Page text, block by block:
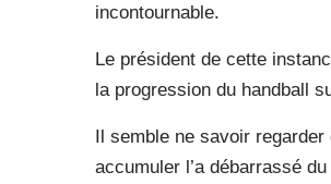
incontournable.
Le président de cette
la progression du handball
Il semble ne savoir
accumuler l’a débarrassé